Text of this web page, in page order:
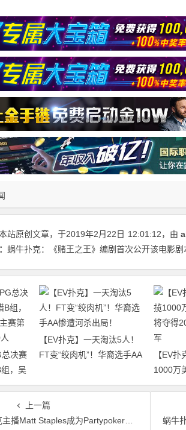
站原创文章，于2019年2月22日 12:01:12，由
蜗牛扑克：《赌王之王》编剧首次公开该电影
总决赛
，吴
第一
【EV扑克】一天淘汰5人！
FT变“绞肉机”！华裔选手AA
【EV
1000万
夺得
上一篇
Staples成为Partypoker首位线上战队签约玩家
蜗牛